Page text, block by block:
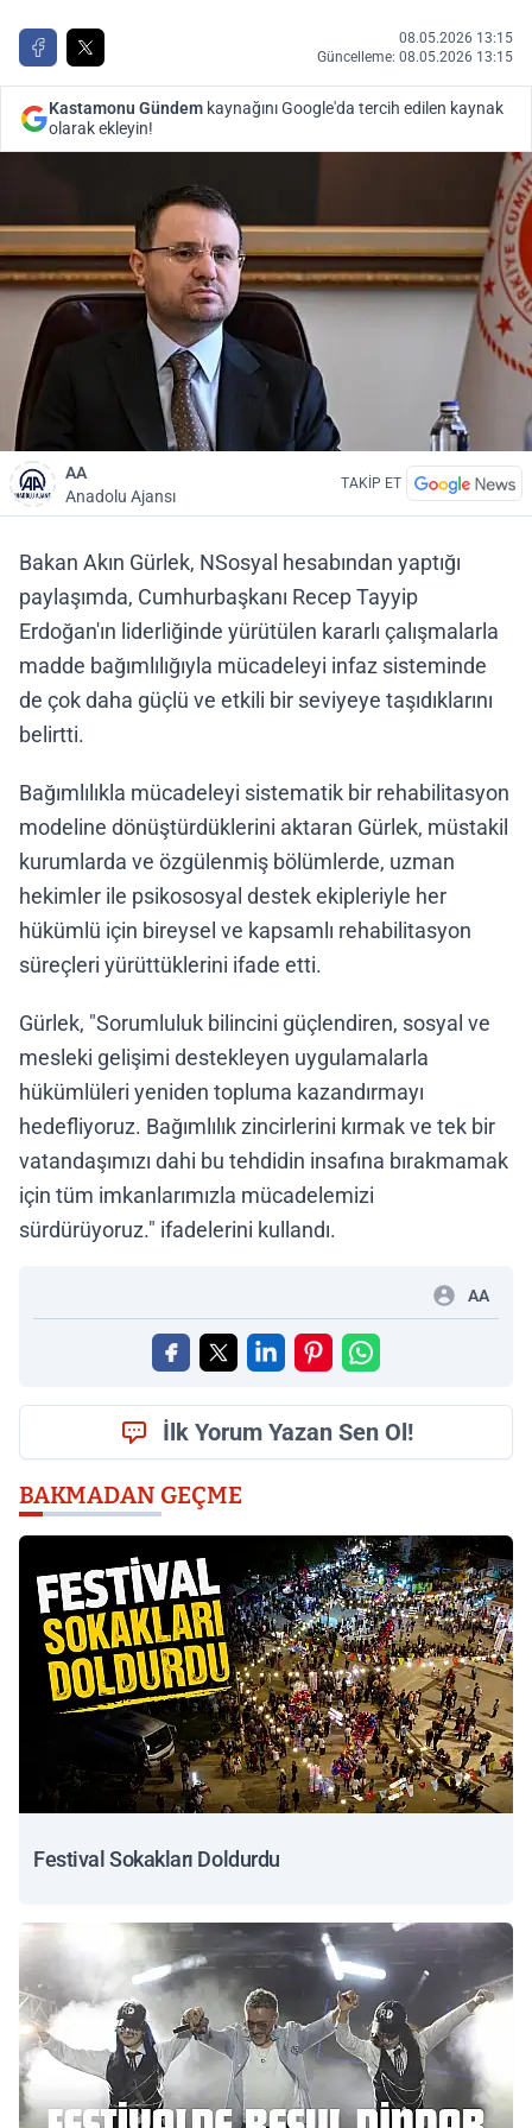
08.05.2026 13:15
Güncelleme: 08.05.2026 13:15
Kastamonu Gündem kaynağını Google'da tercih edilen kaynak
olarak ekleyin!
AA
Anadolu Ajansı
TAKİP ET
Bakan Akın Gürlek, NSosyal hesabından yaptığı
paylaşımda, Cumhurbaşkanı Recep Tayyip
Erdoğan'ın liderliğinde yürütülen kararlı çalışmalarla
madde bağımlılığıyla mücadeleyi infaz sisteminde
de çok daha güçlü ve etkili bir seviyeye taşıdıklarını
belirtti.
Bağımlılıkla mücadeleyi sistematik bir rehabilitasyon
modeline dönüştürdüklerini aktaran Gürlek, müstakil
kurumlarda ve özgülenmiş bölümlerde, uzman
hekimler ile psikososyal destek ekipleriyle her
hükümlü için bireysel ve kapsamlı rehabilitasyon
süreçleri yürüttüklerini ifade etti.
Gürlek, "Sorumluluk bilincini güçlendiren, sosyal ve
mesleki gelişimi destekleyen uygulamalarla
hükümlüleri yeniden topluma kazandırmayı
hedefliyoruz. Bağımlılık zincirlerini kırmak ve tek bir
vatandaşımızı dahi bu tehdidin insafına bırakmamak
için tüm imkanlarımızla mücadelemizi
sürdürüyoruz." ifadelerini kullandı.
AA
İlk Yorum Yazan Sen Ol!
BAKMADAN GEÇME
Festival Sokakları Doldurdu